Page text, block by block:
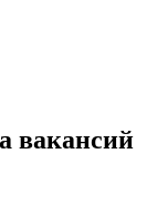
вакансий